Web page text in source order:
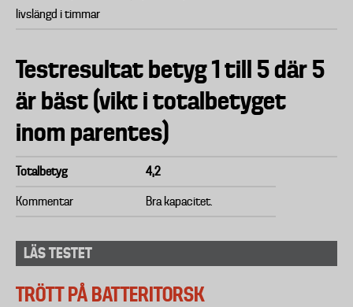
livslängd i timmar
Testresultat betyg 1 till 5 där 5
är bäst (vikt i totalbetyget
inom parentes)
Totalbetyg 4,2
Kommentar Bra kapacitet.
LÄS TESTET
TRÖTT PÅ BATTERITORSK